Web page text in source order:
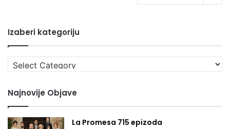
Izaberi kategoriju
Izaberi
kategoriju
Najnovije Objave
La Promesa 715 epizoda